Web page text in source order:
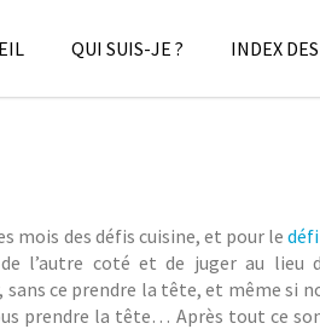
QUI SUIS-JE ? INDEX
mois des défis cuisine, et pour le
l’autre coté et de juger au
ce prendre la tête, et même si
prendre la tête… Après tout ce